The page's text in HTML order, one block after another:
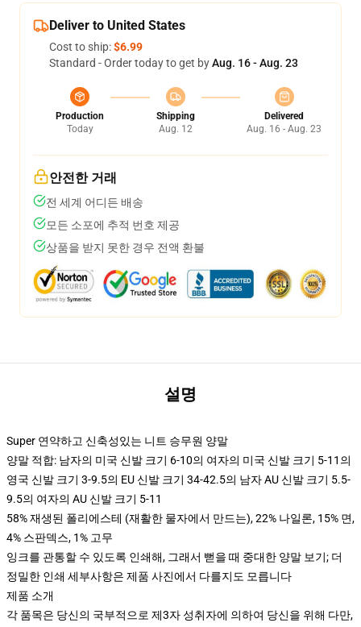
Deliver to United States
Cost to ship:$6.99
Standard - Order today to get byAug. 16 - Aug. 23
Production
Today
Shipping
Aug. 12
Delivered
Aug. 16 - Aug. 23
안전한 거래
전 세계 어디든 배송
모든 소포에 추적 번호 제공
상품을 받지 못한 경우 전액 환불
설명
Super 연약하고 신축성있는 니트 승무원 양말
양말 적합: 남자의 미국 신발 크기 6-10의 여자의 미국 신발 크기 5-11의
영국 신발 크기 3-9.5의 EU 신발 크기 34-42.5의 남자 AU 신발 크기 5.5-
9.5의 여자의 AU 신발 크기 5-11
58% 재생된 폴리에스테 (재활한 물자에서 만드는), 22% 나일론, 15% 면,
4% 스판덱스, 1% 고무
잉크를 관통할 수 있도록 인쇄해, 그래서 뻗을 때 중대한 양말 보기; 더
정밀한 인쇄 세부사항은 제품 사진에서 다를지도 모릅니다
제품 소개
각 품목은 당신의 국부적으로 제3자 성취자에 의하여 당신을 위해 다만,